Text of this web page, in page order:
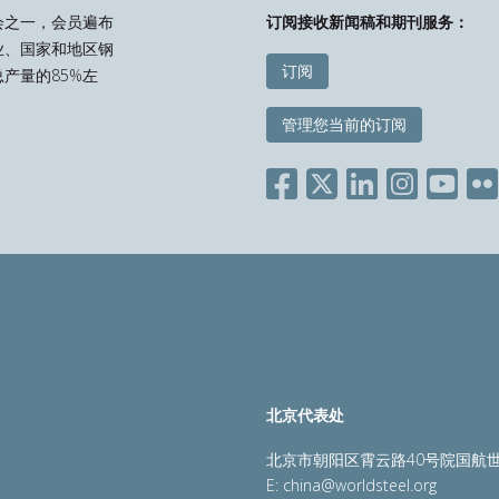
一，会员遍布
国家和地区钢
量的85%左
订阅接收新闻稿和期刊服务：
订阅
管理您当前的订阅
北京代表处
北京市朝阳区霄云路40号院国航
E: china@worldsteel.org